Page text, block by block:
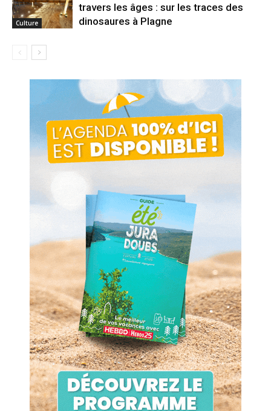
Culture
travers les âges : sur les traces des
dinosaures à Plagne